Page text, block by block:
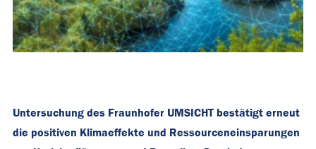
Untersuchung des Fraunhofer UMSICHT bestätigt erneut
die positiven Klimaeffekte und Ressourceneinsparungen